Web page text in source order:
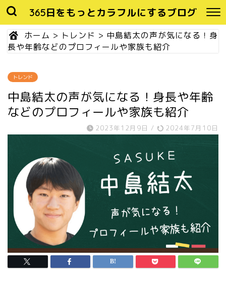
365日をもっとカラフルにするブログ
ホーム > トレンド > 中島結太の声が気になる！身
長や年齢などのプロフィールや家族も紹介
トレンド
中島結太の声が気になる！身長や年齢
などのプロフィールや家族も紹介
2023年12月9日 / 2024年7月10日